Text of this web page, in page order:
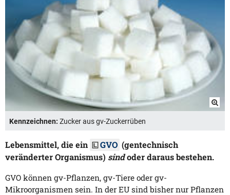
Kennzeichnen: Zucker aus gv-Zuckerrüben
Lebensmittel, die ein GVO (gentechnisch
veränderter Organismus) sindoder daraus bestehen.
GVO können gv-Pflanzen, gv-Tiere oder gv-
Mikroorganismen sein. In der EU sind bisher nur Pflanzen